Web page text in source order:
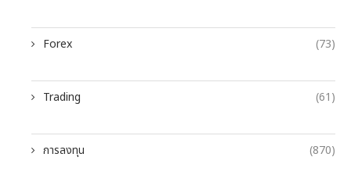
Forex (73)
Trading (61)
การลงทุน (870)